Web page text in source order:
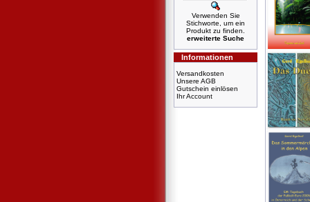
Verwenden Sie
Stichworte, um ein
Produkt zu finden.
erweiterte Suche
Informationen
Versandkosten
Unsere AGB
Gutschein einlösen
Ihr Account